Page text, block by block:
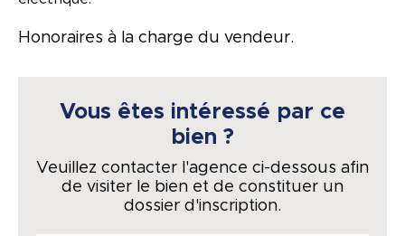
Honoraires à la charge du vendeur.
Vous êtes intéressé par ce
bien ?
Veuillez contacter l'agence ci-dessous afin
de visiter le bien et de constituer un
dossier d'inscription.